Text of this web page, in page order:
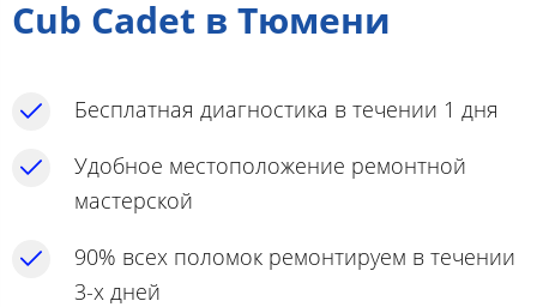
Cub Cadet в Тюмени
Бесплатная диагностика в течении 1 дня
Удобное местоположение ремонтной
мастерской
90% всех поломок ремонтируем в течении
3-х дней